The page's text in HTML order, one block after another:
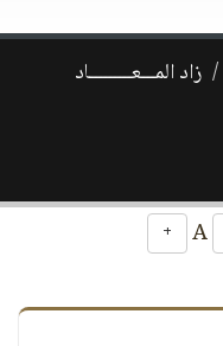
زاد المـــعـــــــــاد
+